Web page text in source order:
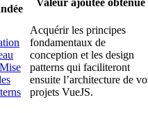
Valeur ajoutée obtenue
Acquérir les principes
fondamentaux de
conception et les design
patterns qui faciliteront
ensuite l’architecture de
projets VueJS.